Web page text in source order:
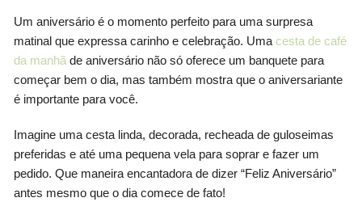
Um aniversário é o momento perfeito para uma surpresa
matinal que expressa carinho e celebração. Umacesta de café
da manhã de aniversário não só oferece um banquete para
começar bem o dia, mas também mostra que o aniversariante
é importante para você.
Imagine uma cesta linda, decorada, recheada de guloseimas
preferidas e até uma pequena vela para soprar e fazer um
pedido. Que maneira encantadora de dizer “Feliz Aniversário”
antes mesmo que o dia comece de fato!